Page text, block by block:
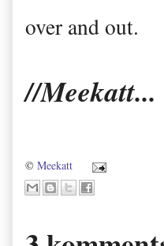
over and out.
//Meekatt...
© Meekatt